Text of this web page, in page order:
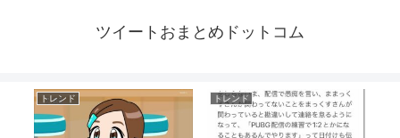
ツイートおまとめドットコム
トレンド トレンド